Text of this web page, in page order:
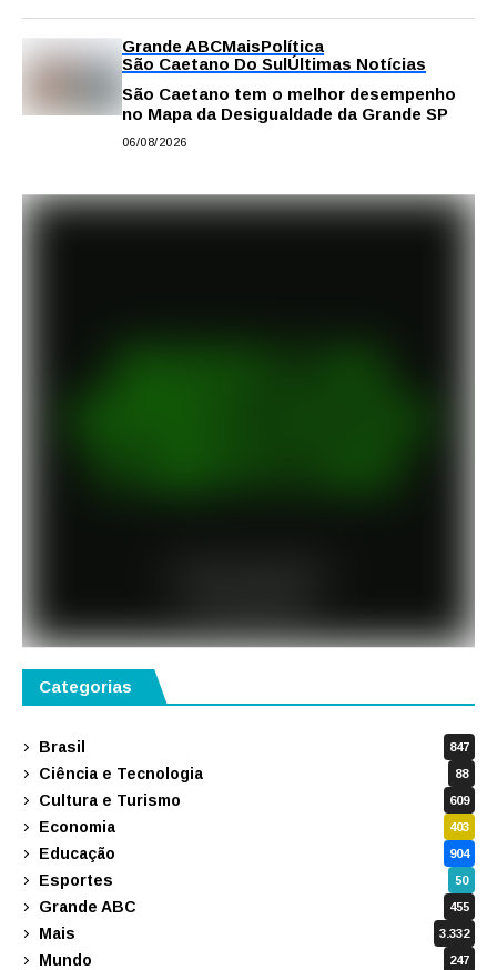
Grande ABCMaisPolítica
São Caetano Do SulÚltimas Notícias
São Caetano tem o melhor desempenho
no Mapa da Desigualdade da Grande SP
06/08/2026
Categorias
Brasil 847
Ciência e Tecnologia 88
Cultura e Turismo 609
Economia 403
Educação 904
Esportes 50
Grande ABC 455
Mais 3.332
Mundo 247